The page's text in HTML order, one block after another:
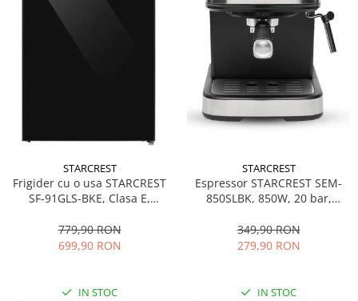
STARCREST
Frigider cu o usa STARCREST
SF-91GLS-BKE, Clasa E,
interioara, H 83 cm, Sticla
Neagra
779,90 RON
699,90 RON
IN STOC
STARCREST
Espressor STARCREST SEM-
850SLBK, 850W, 20 bar,
dispozitiv spumare, filtru
dublu din inox, Negru/Inox
349,90 RON
279,90 RON
IN STOC